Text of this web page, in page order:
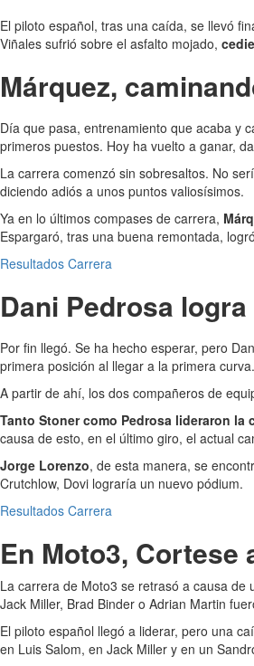
El piloto español, tras una caída, se llevó
Viñales sufrió sobre el asfalto mojado,
Márquez,
Día que pasa, entrenamiento que acaba y
primeros puestos. Hoy ha vuelto a ganar,
La carrera comenzó sin sobresaltos. No
diciendo adiós a unos puntos valiosísimos.
Ya en lo últimos compases de carrera,
Espargaró, tras una buena remontada,
Resultados Carrera
Dani Pedrosa
Por fin llegó. Se ha hecho esperar, pero
primera posición al llegar a la primera
A partir de ahí, los dos compañeros de
Tanto Stoner como Pedrosa lideraron la
causa de esto, en el último giro, el actual
Jorge Lorenzo, de esta manera, se
Crutchlow, Dovi lograría un nuevo pódium.
Resultados Carrera
En Moto3, Cortese
La carrera de Moto3 se retrasó a causa de
Jack Miller, Brad Binder o Adrian Martin
El piloto español llegó a liderar, pero una
en Luis Salom, en Jack Miller y en un